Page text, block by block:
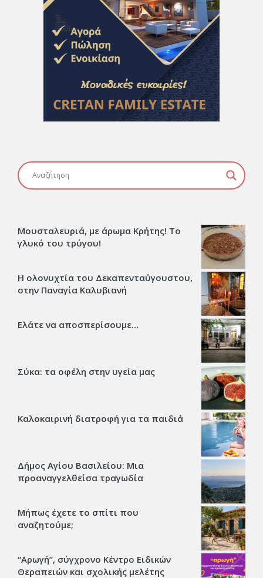
Μουσταλευριά, με άρωμα Κρήτης! Το
γλυκό του τρύγου!
Η ολονυχτία του Δεκαπενταύγουστου,
στην Παναγία Καλυβιανή
Ελάτε να αποσπερίσουμε…
Σύκα: τα οφέλη στην υγεία μας
Καλοκαιρινή διατροφή για τα παιδιά
Δήμος Αγίου Βασιλείου: Μια
προαναγγελθείσα τραγωδία
Μήπως έχετε το σπίτι που
αναζητούμε;
“Αρωγή”, σύγχρονο Κέντρο Ειδικών
Θεραπειών και σχολικής μελέτης